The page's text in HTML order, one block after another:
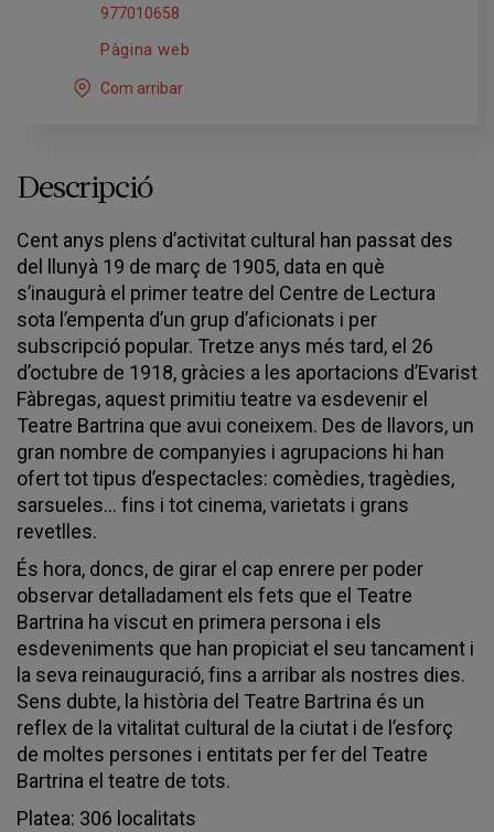
977010658
Pàgina web
Com arribar
Descripció
Cent anys plens d’activitat cultural han passat des
del llunyà 19 de març de 1905, data en què
s’inaugurà el primer teatre del Centre de Lectura
sota l’empenta d’un grup d’aficionats i per
subscripció popular. Tretze anys més tard, el 26
d’octubre de 1918, gràcies a les aportacions d’Evarist
Fàbregas, aquest primitiu teatre va esdevenir el
Teatre Bartrina que avui coneixem. Des de llavors, un
gran nombre de companyies i agrupacions hi han
ofert tot tipus d’espectacles: comèdies, tragèdies,
sarsueles... fins i tot cinema, varietats i grans
revetlles.
És hora, doncs, de girar el cap enrere per poder
observar detalladament els fets que el Teatre
Bartrina ha viscut en primera persona i els
esdeveniments que han propiciat el seu tancament i
la seva reinauguració, fins a arribar als nostres dies.
Sens dubte, la història del Teatre Bartrina és un
reflex de la vitalitat cultural de la ciutat i de l’esforç
de moltes persones i entitats per fer del Teatre
Bartrina el teatre de tots.
Platea: 306 localitats